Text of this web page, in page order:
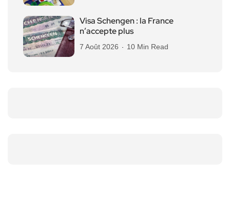
Visa Schengen : la France
n’accepte plus
7 Août 2026 10 Min Read